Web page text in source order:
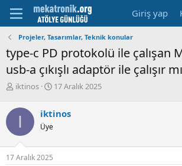
Giriş yap
Projeler, Tasarımlar, Teknik konular
type-c PD protokolü ile çalışan
usb-a çıkışlı adaptör ile çalışır
K
n
u
u
b
a
iktinos
B
l
a
17 Aralık 2025
I iktinos
Üye
17 Aralık 2025